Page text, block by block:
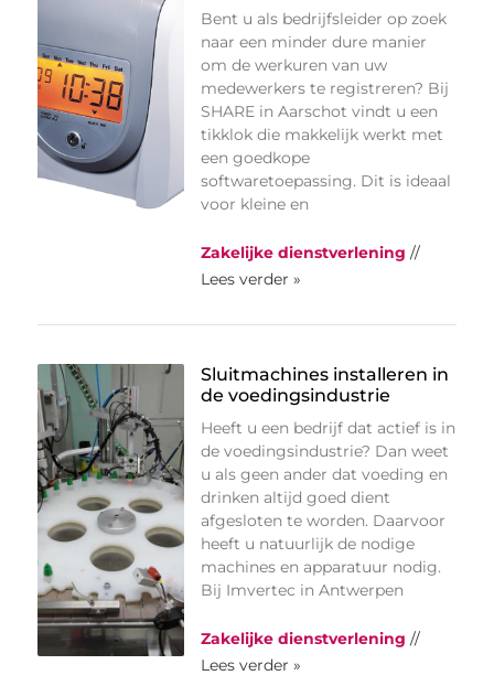
Bent u als bedrijfsleider op zoek
naar een minder dure manier
om de werkuren van uw
medewerkers te registreren? Bij
SHARE in Aarschot vindt u een
tikklok die makkelijk werkt met
een goedkope
softwaretoepassing. Dit is ideaal
voor kleine en
Zakelijke dienstverlening //
Lees verder »
Sluitmachines installeren in
de voedingsindustrie
Heeft u een bedrijf dat actief is in
de voedingsindustrie? Dan weet
u als geen ander dat voeding en
drinken altijd goed dient
afgesloten te worden. Daarvoor
heeft u natuurlijk de nodige
machines en apparatuur nodig.
Bij Imvertec in Antwerpen
Zakelijke dienstverlening //
Lees verder »